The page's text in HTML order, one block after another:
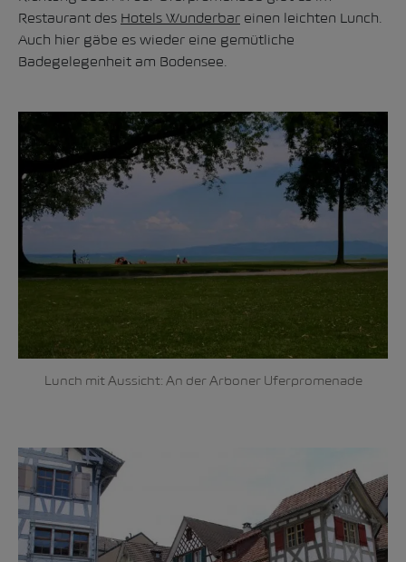
Restaurant des Hotels Wunderbar einen leichten Lunch.
Auch hier gäbe es wieder eine gemütliche
Badegelegenheit am Bodensee.
Lunch mit Aussicht: An der Arboner Uferpromenade